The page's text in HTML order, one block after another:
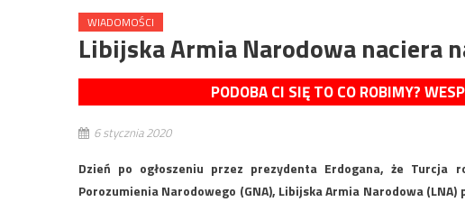
WIADOMOŚCI
Libijska Armia Narodowa naciera
PODOBA CI SIĘ TO CO ROBIMY?
6 stycznia 2020
Dzień po ogłoszeniu przez prezydenta Erdogana, że Turcja
Porozumienia Narodowego (GNA), Libijska Armia Narodowa